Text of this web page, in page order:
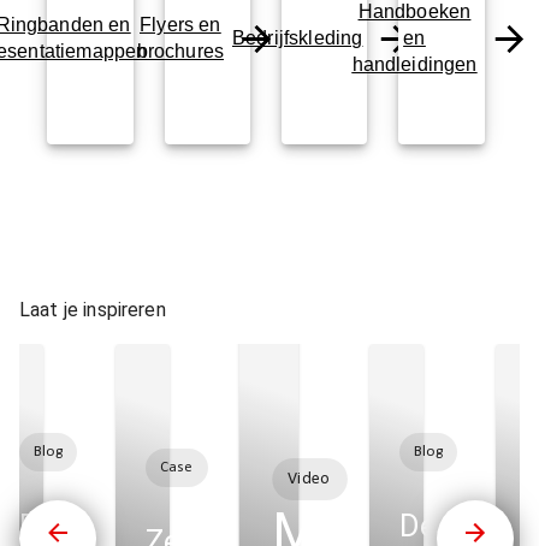
en
Flyers en
brochures
Bedrijfskleding
Handboeken
en
handleidingen
Laat je inspireren
als
Blog
Print
Case
Video
Multicopy
Blog
De